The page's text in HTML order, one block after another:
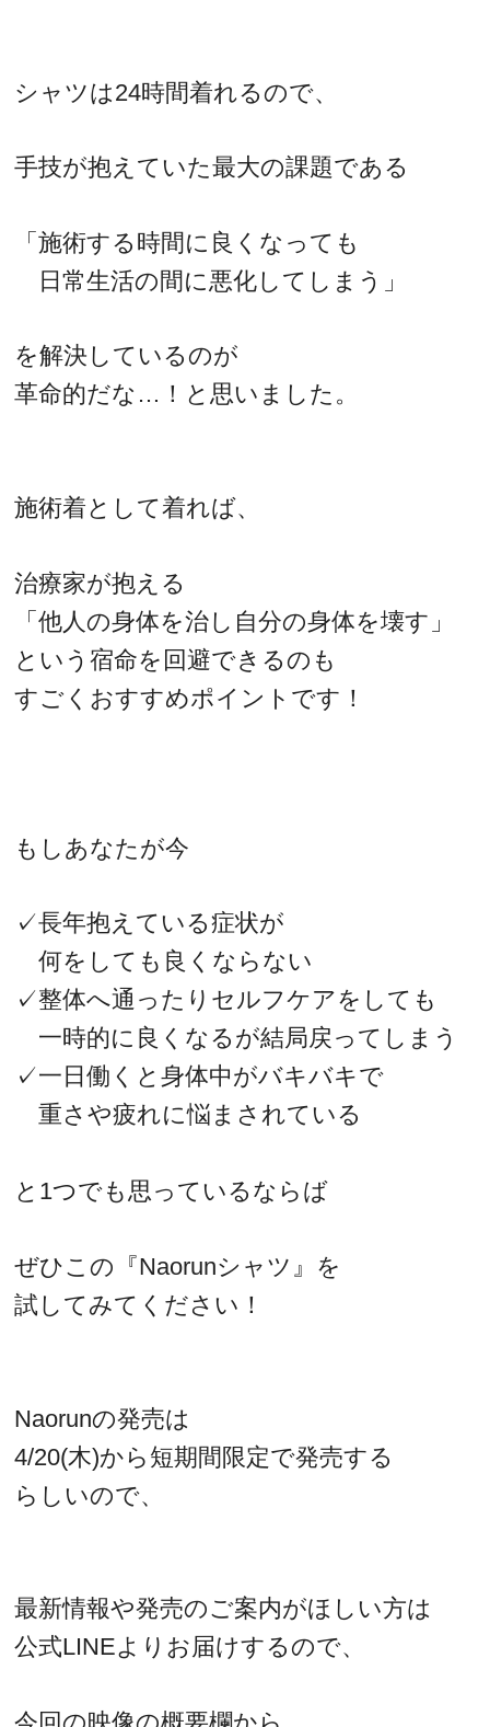
シャツは24時間着れるので、
手技が抱えていた最大の課題である
「施術する時間に良くなっても
日常生活の間に悪化してしまう」
を解決しているのが
革命的だな…！と思いました。
施術着として着れば、
治療家が抱える
「他人の身体を治し自分の身体を壊す」
という宿命を回避できるのも
すごくおすすめポイントです！
もしあなたが今
✓長年抱えている症状が
何をしても良くならない
✓整体へ通ったりセルフケアをしても
一時的に良くなるが結局戻ってしまう
✓一日働くと身体中がバキバキで
重さや疲れに悩まされている
と1つでも思っているならば
ぜひこの『Naorunシャツ』を
試してみてください！
Naorunの発売は
4/20(木)から短期間限定で発売する
らしいので、
最新情報や発売のご案内がほしい方は
公式LINEよりお届けするので、